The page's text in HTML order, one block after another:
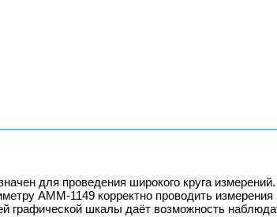
для проведения широкого круга
АММ-1149 корректно проводить
шкалы даёт возможность